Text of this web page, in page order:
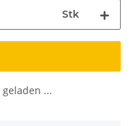
Stk
...